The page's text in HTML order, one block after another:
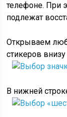
телефоне. При
подлежат
Открываем
стикеров внизу
В нижней